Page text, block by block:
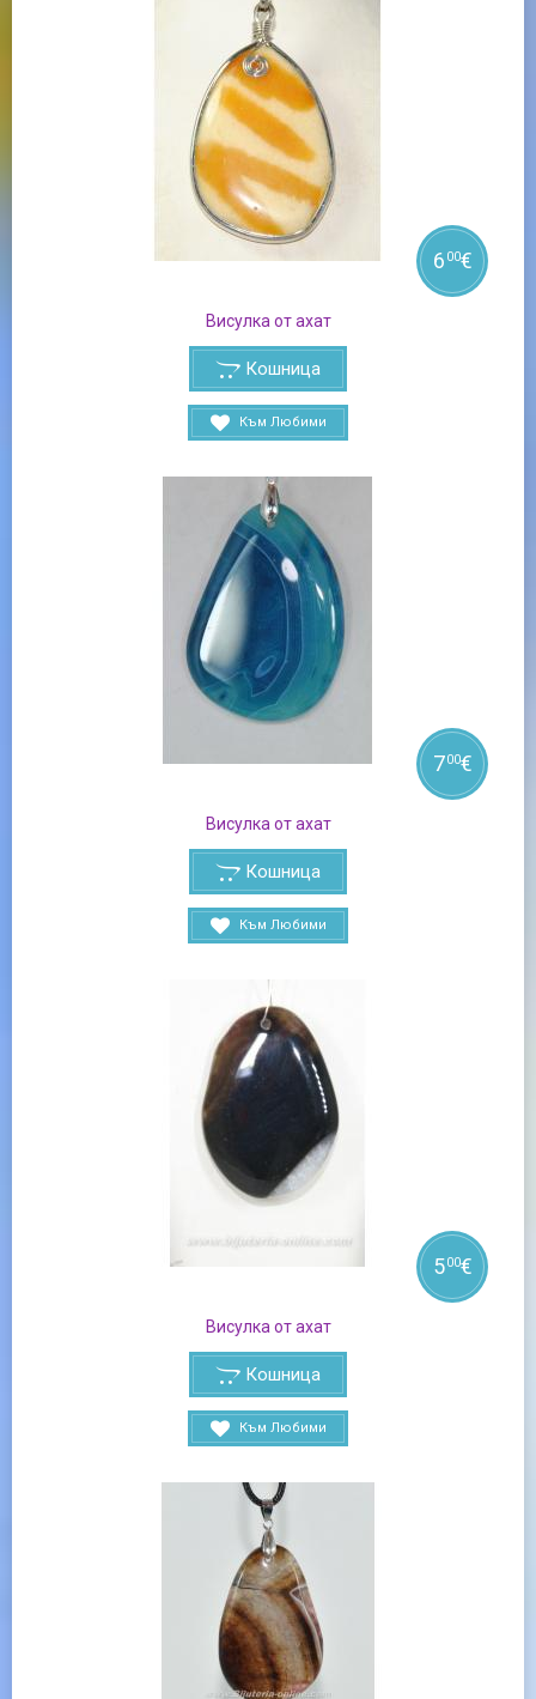
Висулка от ахат
6 00€
Кошница
Към Любими
Висулка от ахат
700€
Кошница
Към Любими
Висулка от ахат
500€
Кошница
Към Любими